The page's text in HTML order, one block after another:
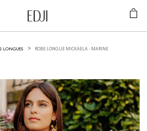
LONGUES ROBE LONGUE MICKAELA - MARINE